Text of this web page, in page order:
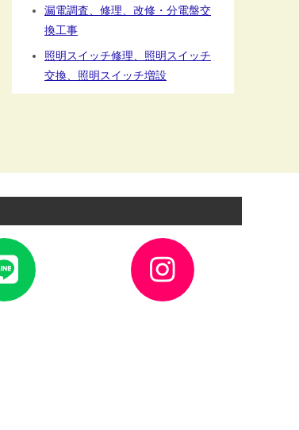
漏電調査、修理、改修・分電盤交
換工事
照明スイッチ修理、照明スイッチ
交換、照明スイッチ増設
イ
コ
ン
リ